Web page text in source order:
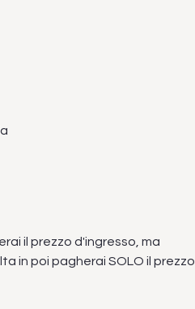
il prezzo d'ingresso, ma
in poi pagherai SOLO il prezzo